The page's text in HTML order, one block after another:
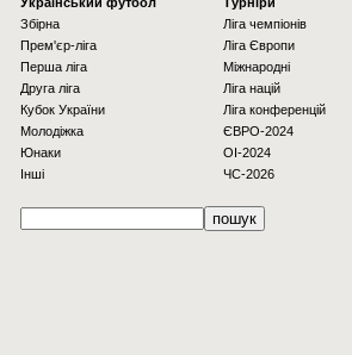
Збірна
Прем'єр-ліга
Перша ліга
Друга ліга
Кубок України
Молодіжка
Юнаки
Інші
Ліга чемпіонів
Ліга Європи
Міжнародні
Ліга націй
Ліга конференцій
ЄВРО-2024
OI-2024
ЧС-2026